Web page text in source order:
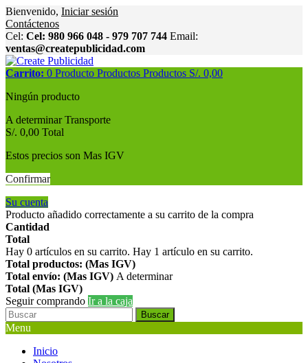
Bienvenido, Iniciar sesión
Contáctenos
Cel: Cel: 980 966 048 - 979 707 744 Email:
ventas@createpublicidad.com
Carrito: 0 Producto Productos Productos S/. 0,00
Ningún producto
A determinarTransporte
S/. 0,00 Total
Estos precios son Mas IGV
Confirmar
Su cuenta
Producto añadido correctamente a su carrito de la compra
Cantidad
Total
Hay 0 artículos en su carrito. Hay 1 artículo en su carrito.
Total productos: (Mas IGV)
Total envío: (Mas IGV) A determinar
Total (Mas IGV)
Seguir comprando Ir a la caja
Buscar
Menu
Inicio